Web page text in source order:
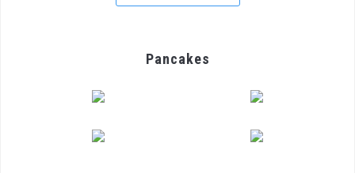
Pancakes